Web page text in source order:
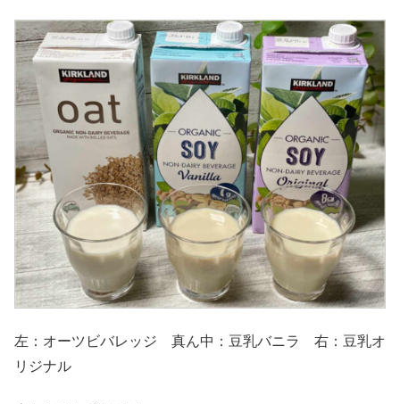
左：オーツビバレッジ 真ん中：豆乳バニラ 右：豆乳オ
リジナル